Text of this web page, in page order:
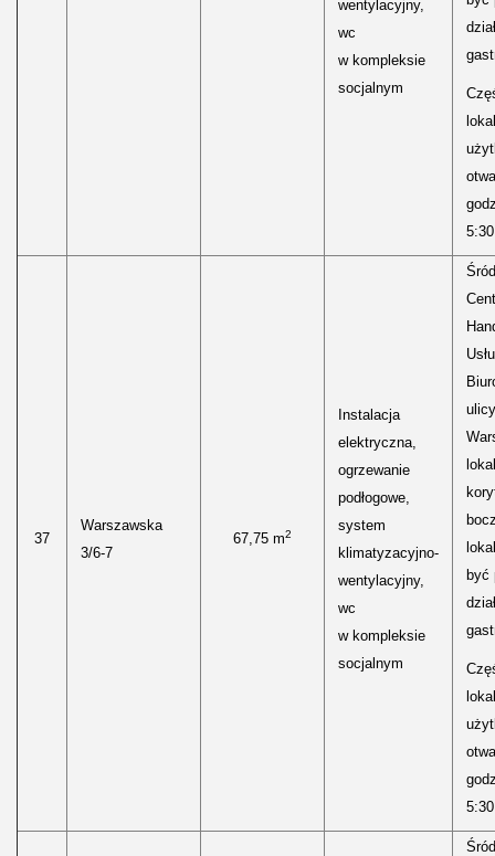
wentylacyjny,
wc
w kompleksie
socjalnym
37
Warszawska
3/6-7
67,75 m2
Instalacja
elektryczna,
ogrzewanie
podłogowe,
system
klimatyzacyjno-
wentylacyjny,
wc
w kompleksie
socjalnym
ulicy
być